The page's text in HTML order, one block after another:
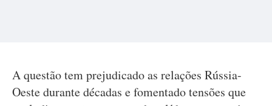
A questão tem prejudicado as relações Rússia-
Oeste durante décadas e fomentado tensões que